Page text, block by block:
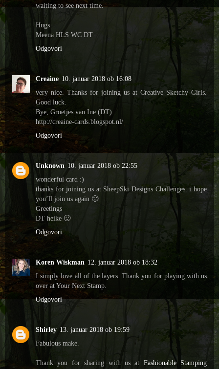
waiting to see next time.
Hugs
Meena HLS WC DT
Odgovori
Creaine 10. januar 2018 ob 16:08
very nice. Thanks for joining us at Creative Sketchy Girls.
Good luck.
Bye, Groetjes van Ine (DT)
http://creaine-cards.blogspot.nl/
Odgovori
Unknown 10. januar 2018 ob 22:55
wonderful card :)
thanks for joining us at SheepSki Designs Challenges. i hope
you’ll join us again 🙂
Greetings
DT heike 🙂
Odgovori
Koren Wiskman 12. januar 2018 ob 18:32
I simply love all of the layers. Thank you for playing with us
over at Your Next Stamp.
Odgovori
Shirley 13. januar 2018 ob 19:59
Fabulous make.
Thank you for sharing with us at Fashionable Stamping